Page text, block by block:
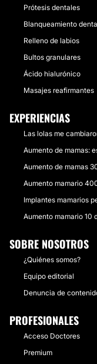
Prótesis dentales
Blanqueamiento
Relleno de labios
Bultos granulares
Ácido hialurónico
Masajes reafirmantes
EXPERIENCIAS
Las lolas me
Aumento de mamas:
Aumento de mamas
Aumento mamario
Implantes mamarios
Aumento mamario 10
SOBRE NOSOTROS
¿Quiénes somos?
Equipo editorial
Denuncia de
PROFESIONALES
Acceso Doctores
Premium